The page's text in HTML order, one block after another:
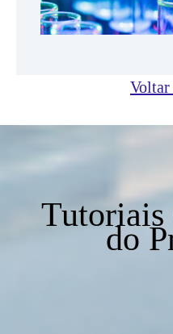
Tutoriais
do